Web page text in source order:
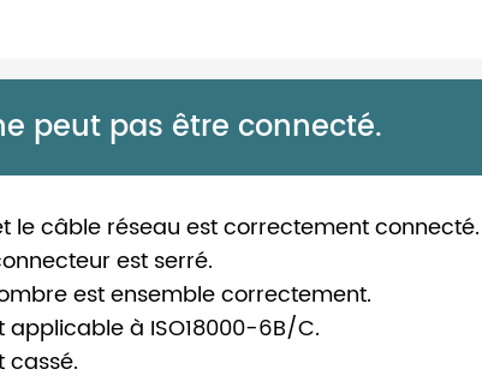
peut pas être connecté.
le câble réseau est correctement connecté.
est serré.
est ensemble correctement.
applicable à ISO18000-6B/C.
cassé.